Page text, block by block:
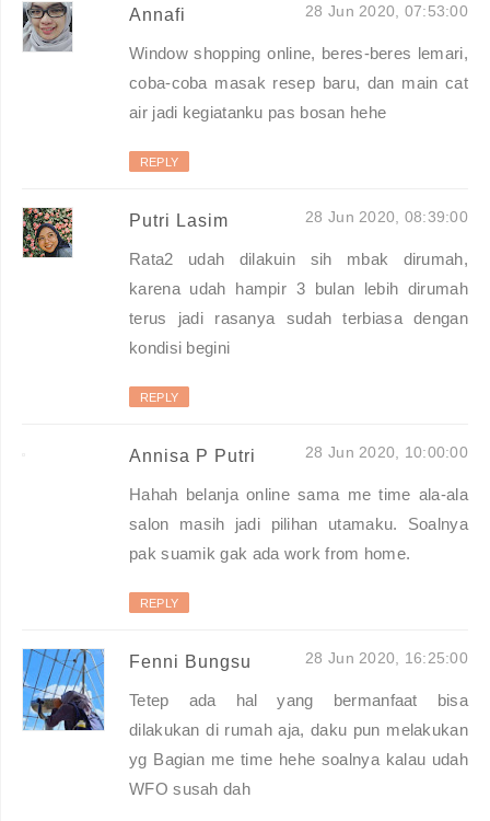
Annafi 28 Jun 2020, 07:53:00
Window shopping online, beres-beres lemari,
coba-coba masak resep baru, dan main cat
air jadi kegiatanku pas bosan hehe
REPLY
Putri Lasim 28 Jun 2020, 08:39:00
Rata2 udah dilakuin sih mbak dirumah,
karena udah hampir 3 bulan lebih dirumah
terus jadi rasanya sudah terbiasa dengan
kondisi begini
REPLY
Annisa P Putri 28 Jun 2020, 10:00:00
Hahah belanja online sama me time ala-ala
salon masih jadi pilihan utamaku. Soalnya
pak suamik gak ada work from home.
REPLY
Fenni Bungsu 28 Jun 2020, 16:25:00
Tetep ada hal yang bermanfaat bisa
dilakukan di rumah aja, daku pun melakukan
yg Bagian me time hehe soalnya kalau udah
WFO susah dah